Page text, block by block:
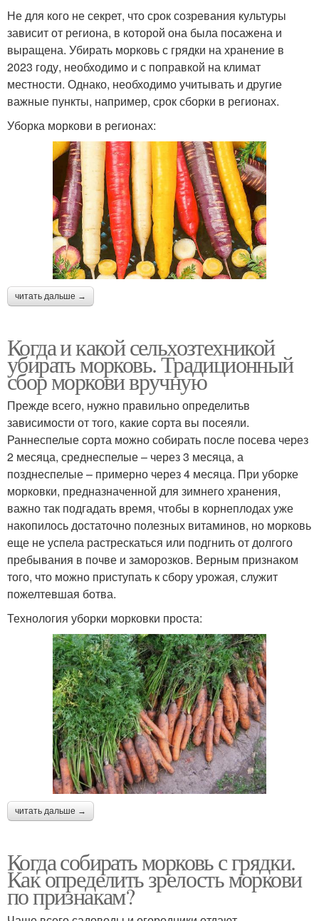
Не для кого не секрет, что срок созревания культуры
зависит от региона, в которой она была посажена и
выращена. Убирать морковь с грядки на хранение в
2023 году, необходимо и с поправкой на климат
местности. Однако, необходимо учитывать и другие
важные пункты, например, срок сборки в регионах.
Уборка моркови в регионах:
читать дальше →
Когда и какой сельхозтехникой
убирать морковь. Традиционный
сбор моркови вручную
Прежде всего, нужно правильно определитьв
зависимости от того, какие сорта вы посеяли.
Раннеспелые сорта можно собирать после посева через
2 месяца, среднеспелые – через 3 месяца, а
позднеспелые – примерно через 4 месяца. При уборке
морковки, предназначенной для зимнего хранения,
важно так подгадать время, чтобы в корнеплодах уже
накопилось достаточно полезных витаминов, но морковь
еще не успела растрескаться или подгнить от долгого
пребывания в почве и заморозков. Верным признаком
того, что можно приступать к сбору урожая, служит
пожелтевшая ботва.
Технология уборки морковки проста:
читать дальше →
Когда собирать морковь с грядки.
Как определить зрелость моркови
по признакам?